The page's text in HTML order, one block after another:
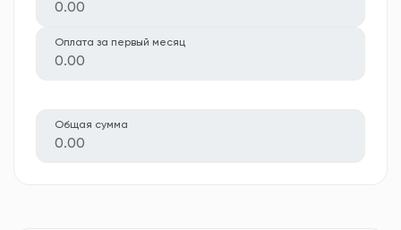
0.00
Оплата за первый месяц
0.00
Общая сумма
0.00